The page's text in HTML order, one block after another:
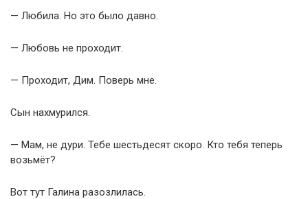
— Любила. Но это было давно.
— Любовь не проходит.
— Проходит, Дим. Поверь мне.
Сын нахмурился.
— Мам, не дури. Тебе шестьдесят скоро. Кто тебя теперь
возьмёт?
Вот тут Галина разозлилась.